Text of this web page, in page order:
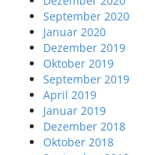
September 2020
Januar 2020
Dezember 2019
Oktober 2019
September 2019
April 2019
Januar 2019
Dezember 2018
Oktober 2018